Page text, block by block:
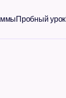
Пробный урок